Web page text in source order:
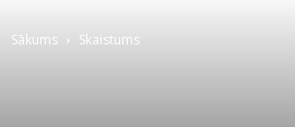
Sākums Skaistums